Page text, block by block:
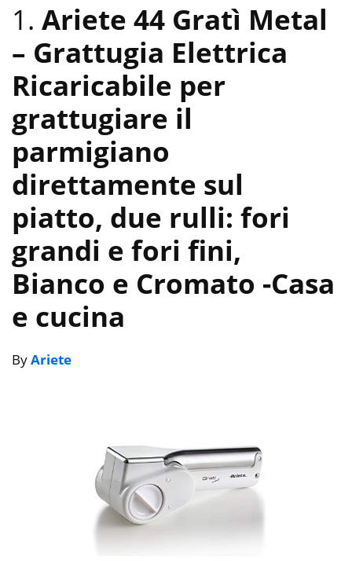
1. Ariete 44 Gratì Metal
– Grattugia Elettrica
Ricaricabile per
grattugiare il
parmigiano
direttamente sul
piatto, due rulli: fori
grandi e fori fini,
Bianco e Cromato -Casa
e cucina
ByAriete